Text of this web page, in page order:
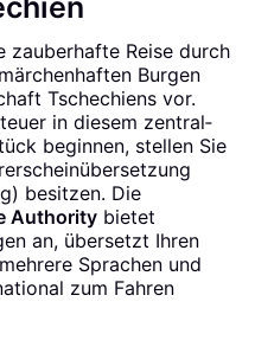
zauberhafte Reise durch
Burgen
Tschechiens vor.
in diesem zentral­
beginnen, stellen Sie
besitzen. Die
Authority bietet
an, übersetzt Ihren
Sprachen und
zum Fahren